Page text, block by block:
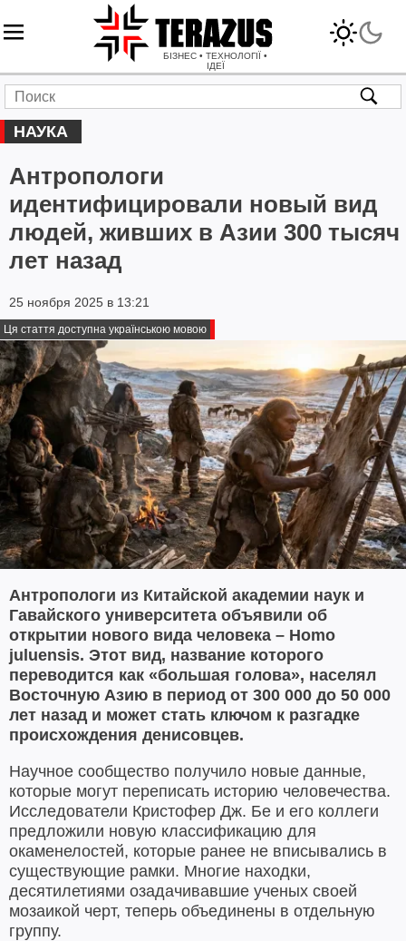
БІЗНЕС • ТЕХНОЛОГІЇ •
ІДЕЇ
НАУКА
Антропологи
идентифицировали новый вид
людей, живших в Азии 300 тысяч
лет назад
25 ноября 2025 в 13:21
Ця стаття доступна українською мовою
Антропологи из Китайской академии наук и
Гавайского университета объявили об
открытии нового вида человека – Homo
juluensis. Этот вид, название которого
переводится как «большая голова», населял
Восточную Азию в период от 300 000 до 50 000
лет назад и может стать ключом к разгадке
происхождения денисовцев.
Научное сообщество получило новые данные,
которые могут переписать историю человечества.
Исследователи Кристофер Дж. Бе и его коллеги
предложили новую классификацию для
окаменелостей, которые ранее не вписывались в
существующие рамки. Многие находки,
десятилетиями озадачивавшие ученых своей
мозаикой черт, теперь объединены в отдельную
группу.